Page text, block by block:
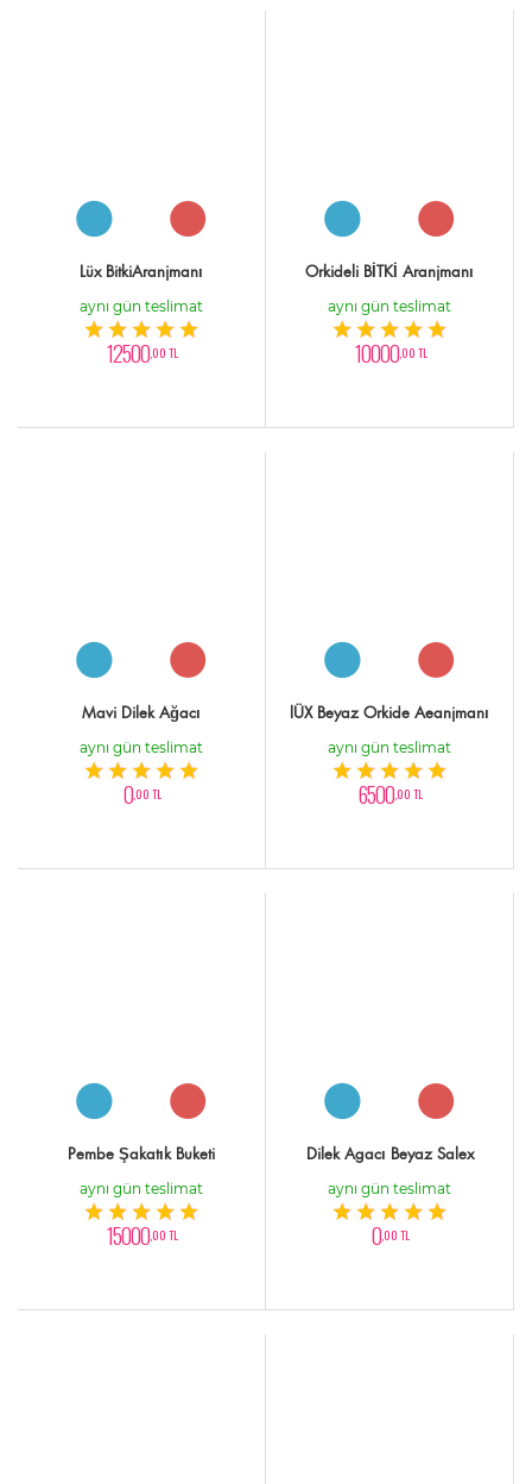
Lüx BitkiAranjmanı
aynı gün teslimat
12500,00 TL
Orkideli BİTKİ Aranjmanı
aynı gün teslimat
10000,00 TL
Mavi Dilek Ağacı
aynı gün teslimat
0,00 TL
lÜX Beyaz Orkide Aeanjmanı
aynı gün teslimat
6500,00 TL
Pembe Şakatık Buketi
aynı gün teslimat
15000,00 TL
Dilek Agacı Beyaz Salex
aynı gün teslimat
0,00 TL